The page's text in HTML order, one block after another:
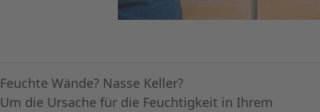
Feuchte Wände? Nasse Keller?
Um die Ursache für die Feuchtigkeit in Ihrem